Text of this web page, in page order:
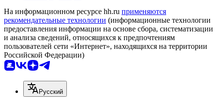
На информационном ресурсе hh.ru применяются
рекомендательные технологии (информационные технологии
предоставления информации на основе сбора, систематизации
и анализа сведений, относящихся к предпочтениям
пользователей сети «Интернет», находящихся на территории
Российской Федерации)
Русский